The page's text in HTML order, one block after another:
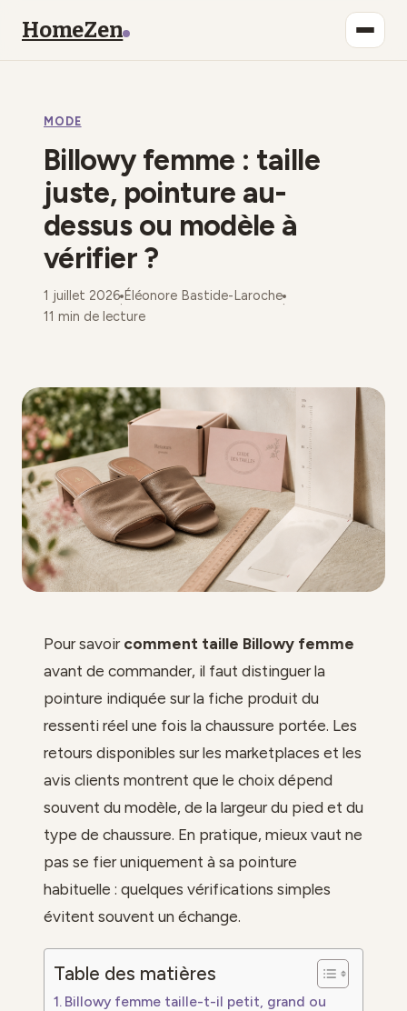
HomeZen
Maison
Mode
Déco
MODE
Billowy femme : taille
juste, pointure au-
dessus ou modèle à
vérifier ?
1 juillet 2026
·
Éléonore Bastide-Laroche
·
11 min de lecture
Pour savoir comment taille Billowy femme
avant de commander, il faut distinguer la
pointure indiquée sur la fiche produit du
ressenti réel une fois la chaussure portée. Les
retours disponibles sur les marketplaces et les
avis clients montrent que le choix dépend
souvent du modèle, de la largeur du pied et du
type de chaussure. En pratique, mieux vaut ne
pas se fier uniquement à sa pointure
habituelle : quelques vérifications simples
évitent souvent un échange.
Table des matières
Billowy femme taille-t-il petit, grand ou